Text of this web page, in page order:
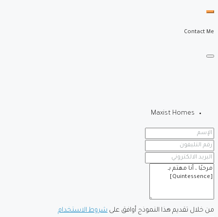
Contact Me
Maxist Homes
من خلال تقديم هذا النموذج أوافق على شروط الاستخدام